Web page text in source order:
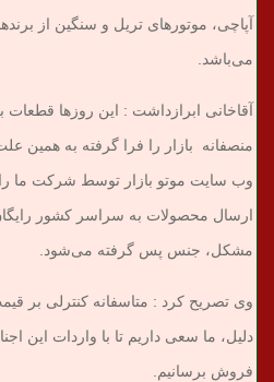
آپاچی، موتورهای تریل و سنگین از
می‌باشد.
آقاخانی ابرازداشت : این روزها
منصفانه بازار را فرا گرفته به همین
وب سایت موتو بازار توسط شرکت ما
ارسال محصولات به سراسر کشور
مشکل، جنس پس گرفته می‌شود.
وی تصریح کرد : متاسفانه کنترلی بر
دلیل، ما سعی داریم تا با واردات این
فروش برسانیم.